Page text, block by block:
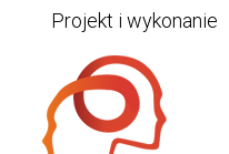
Projekt i wykonanie